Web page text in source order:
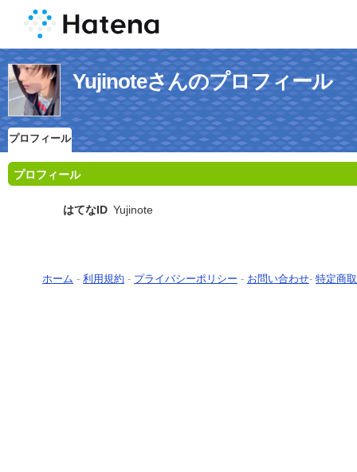
Yujinoteさんのプロフィール
プロフィール
プロフィール
はてなID Yujinote
ホーム - 利用規約 - プライバシーポリシー - お問い合わせ- 特定商